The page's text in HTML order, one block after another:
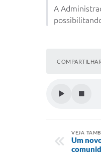
A
COMPARTILHAR
VEJA
Um